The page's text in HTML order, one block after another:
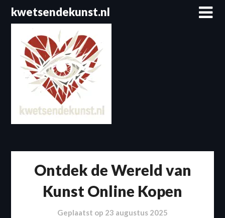
Spring
naar
inhoud
kwetsendekunst.nl
Ontdek de Wereld van
Kunst Online Kopen
Geplaatst op 23 augustus 2025